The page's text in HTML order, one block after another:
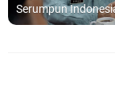
Serumpun